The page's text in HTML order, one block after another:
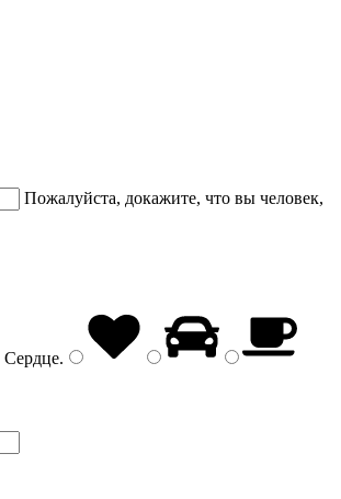
Пожалуйста, докажите, что вы человек,
Сердце.